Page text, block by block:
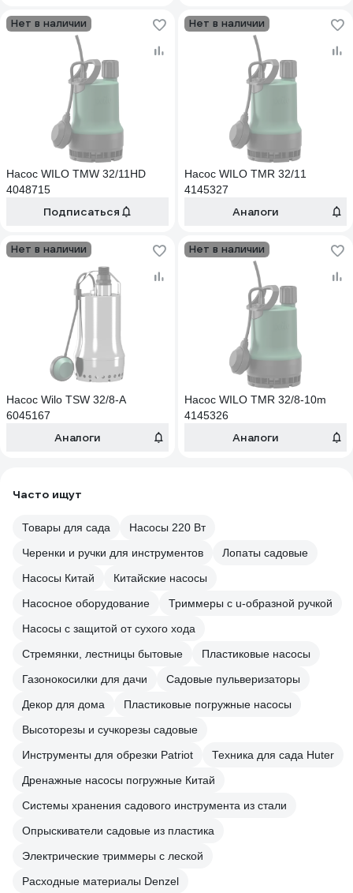
Нет в наличии
Насос WILO TMW 32/11HD
4048715
Подписаться
Нет в наличии
Насос WILO TMR 32/11
4145327
Аналоги
Нет в наличии
Насос Wilo TSW 32/8-A
6045167
Аналоги
Нет в наличии
Насос WILO TMR 32/8-10m
4145326
Аналоги
Часто ищут
Товары для сада
Насосы 220 Вт
Черенки и ручки для инструментов
Лопаты садовые
Насосы Китай
Китайские насосы
Насосное оборудование
Триммеры с u-образной ручкой
Насосы с защитой от сухого хода
Стремянки, лестницы бытовые
Пластиковые насосы
Газонокосилки для дачи
Садовые пульверизаторы
Декор для дома
Пластиковые погружные насосы
Высоторезы и сучкорезы садовые
Инструменты для обрезки Patriot
Техника для сада Huter
Дренажные насосы погружные Китай
Системы хранения садового инструмента из стали
Опрыскиватели садовые из пластика
Электрические триммеры с леской
Расходные материалы Denzel